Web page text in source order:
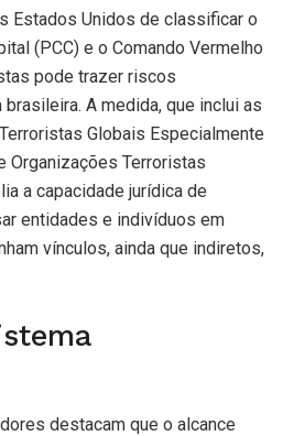
Estados Unidos de classificar o
(PCC) e o Comando Vermelho
pode trazer riscos
A medida, que inclui as
Globais Especialmente
Organizações Terroristas
a capacidade jurídica de
entidades e indivíduos em
vínculos, ainda que indiretos,
destacam que o alcance